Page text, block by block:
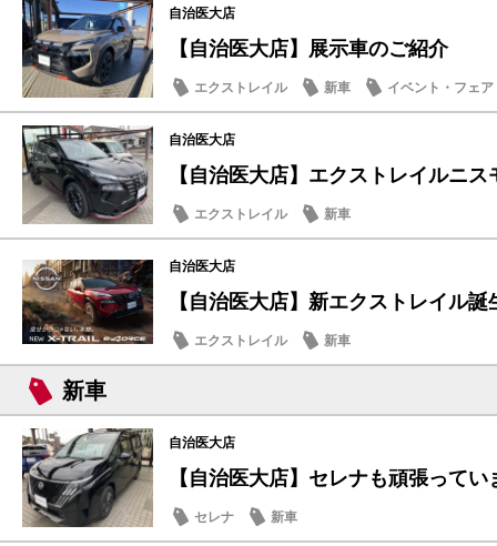
自治医大店
【自治医大店】展示車のご紹介
エクストレイル 新車 イベント・フェア
自治医大店
【自治医大店】エクストレイルニス
エクストレイル 新車
自治医大店
【自治医大店】新エクストレイル誕
エクストレイル 新車
新車
自治医大店
【自治医大店】セレナも頑張ってい
セレナ 新車